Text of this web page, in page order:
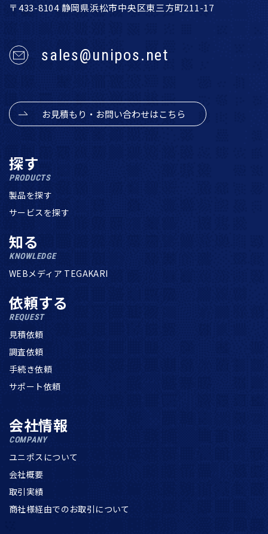
〒433-8104 静岡県浜松市中央区東三方町211-17
sales@unipos.net
お見積もり・お問い合わせはこちら
探す
PRODUCTS
製品を探す
サービスを探す
知る
KNOWLEDGE
WEBメディア TEGAKARI
依頼する
REQUEST
見積依頼
調査依頼
手続き依頼
サポート依頼
会社情報
COMPANY
ユニポスについて
会社概要
取引実績
商社様経由でのお取引について